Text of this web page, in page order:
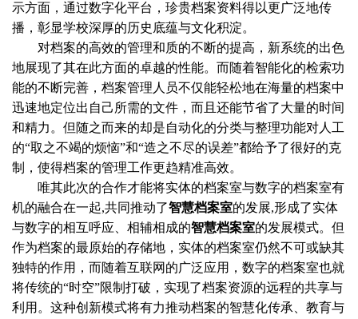
示方面，通过数字化平台，珍贵档案资料得以更广泛地传
播，彰显学校深厚的历史底蕴与文化积淀。
对档案的高效的管理和质的不断的提高，新系统的出色
地展现了其在此方面的卓越的性能。而随着智能化的检索功
能的不断完善，档案管理人员不仅能轻松地在海量的档案中
迅速地定位出自己所需的文件，而且还能节省了大量的时间
和精力。但随之而来的却是自动化的分类与整理功能对人工
的“取之不竭的烦恼”和“造之不尽的误差”都给予了很好的克
制，使得档案的管理工作更趋精准高效。
唯其此次的合作才能将实体的档案室与数字的档案室有
机的融合在一起,共同推动了智慧档案室的发展,形成了实体
与数字的相互呼应、相辅相成的智慧档案室的发展模式。但
作为档案的最原始的存储地，实体的档案室仍然不可或缺其
独特的作用，而随着互联网的广泛应用，数字的档案室也就
将传统的“时空”限制打破，实现了档案资源的远程的共享与
利用。这种创新模式将有力推动档案的智慧化传承、教育与